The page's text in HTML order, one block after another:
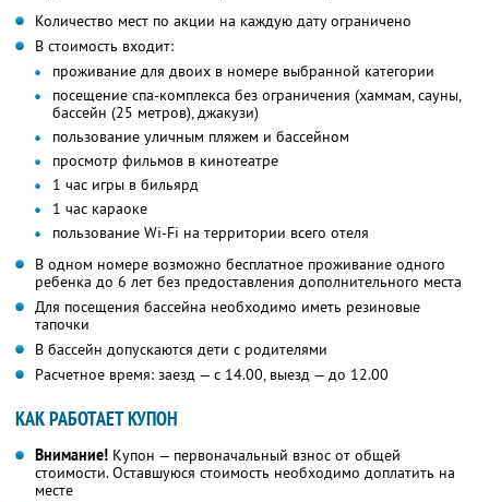
Количество мест по акции на каждую дату ограничено
В стоимость входит:
проживание для двоих в номере выбранной категории
посещение спа-комплекса без ограничения (хаммам, сауны,
бассейн (25 метров), джакузи)
пользование уличным пляжем и бассейном
просмотр фильмов в кинотеатре
1 час игры в бильярд
1 час караоке
пользование Wi-Fi на территории всего отеля
В одном номере возможно бесплатное проживание одного
ребенка до 6 лет без предоставления дополнительного места
Для посещения бассейна необходимо иметь резиновые
тапочки
В бассейн допускаются дети с родителями
Расчетное время: заезд — с 14.00, выезд — до 12.00
КАК РАБОТАЕТ КУПОН
Внимание! Купон — первоначальный взнос от общей
стоимости. Оставшуюся стоимость необходимо доплатить на
месте